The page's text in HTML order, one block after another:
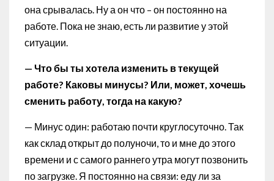
она срывалась. Ну а он что – он постоянно на
работе. Пока не знаю, есть ли развитие у этой
ситуации.
— Что бы ты хотела изменить в текущей
работе? Каковы минусы? Или, может, хочешь
сменить работу, тогда на какую?
— Минус один: работаю почти круглосуточно. Так
как склад открыт до полуночи, то и мне до этого
времени и с самого раннего утра могут позвонить
по загрузке. Я постоянно на связи: еду ли за